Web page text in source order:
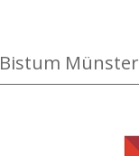
Bistum Münster